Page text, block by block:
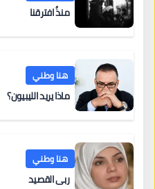
منذُ افترقنا
هنا وطني
ماذا يريد الليبيون؟
هنا وطني
ربى القصيد